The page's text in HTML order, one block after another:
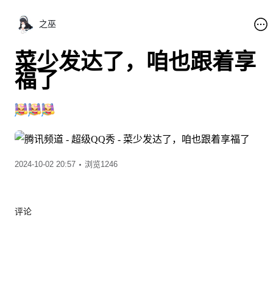
之巫
菜少发达了，咱也跟着享
福了
2024-10-02 20:57 浏览1246
评论